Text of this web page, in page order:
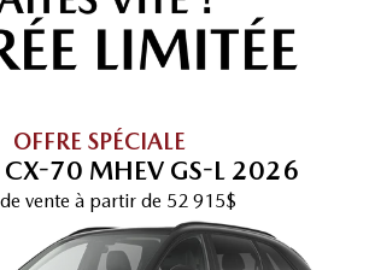
OFFRE SPÉCIALE
70 MHEV GS-L 2026
vente à partir de 52 915$